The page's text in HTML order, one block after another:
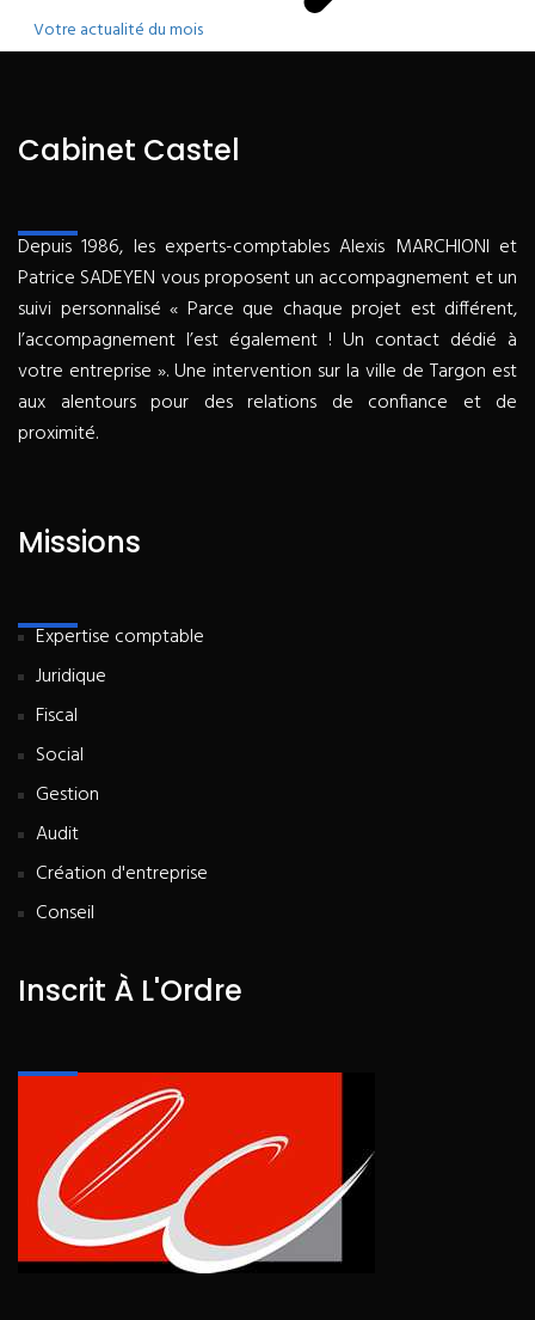
Votre actualité du mois
Cabinet Castel
Depuis 1986, les experts-comptables Alexis MARCHIONI et
Patrice SADEYEN vous proposent un accompagnement et un
suivi personnalisé « Parce que chaque projet est différent,
l’accompagnement l’est également ! Un contact dédié à
votre entreprise ». Une intervention sur la ville de Targon est
aux alentours pour des relations de confiance et de
proximité.
Missions
Expertise comptable
Juridique
Fiscal
Social
Gestion
Audit
Création d'entreprise
Conseil
Inscrit À L'Ordre